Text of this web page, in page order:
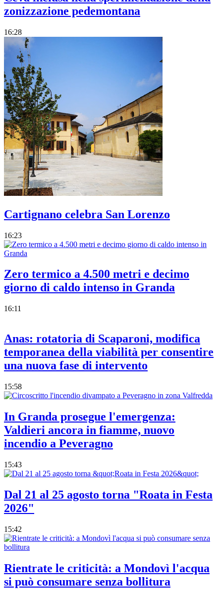
zonizzazione pedemontana
16:28
Cartignano celebra San Lorenzo
16:23
Zero termico a 4.500 metri e decimo
giorno di caldo intenso in Granda
16:11
Anas: rotatoria di Scaparoni, modifica
temporanea della viabilità per consentire
una nuova fase di intervento
15:58
In Granda prosegue l'emergenza:
Valdieri ancora in fiamme, nuovo
incendio a Peveragno
15:43
Dal 21 al 25 agosto torna "Roata in Festa
2026"
15:42
Rientrate le criticità: a Mondovì l'acqua
si può consumare senza bollitura